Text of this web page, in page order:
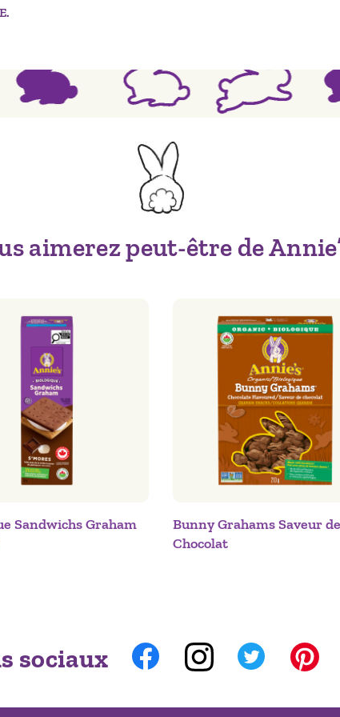
aimerez peut-être de
Sandwichs Graham
Bunny Grahams Saveur de
Chocolat
sociaux